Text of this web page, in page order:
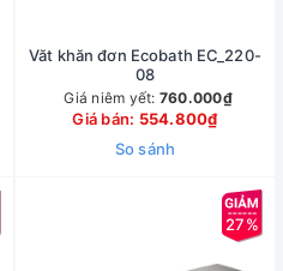
Văt khăn đơn Ecobath EC_220-
08
Giá niêm yết: 760.000₫
Giá bán: 554.800₫
So sánh
27%